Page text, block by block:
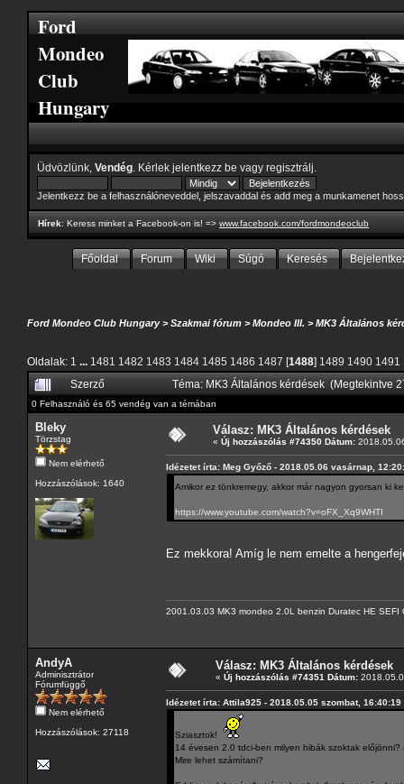
Ford
Mondeo
Club
Hungary
Üdvözlünk, Vendég . Kérlek jelentkezz be vagy regisztrálj
Jelentkezz be a felhasználóneveddel, jelszavaddal és add meg a munkamenet
Hírek: Keress minket a Facebook-on is! => www.facebook.com/fordmondeoclub
Főoldal Forum Wiki Súgó Keresés
Ford Mondeo Club Hungary>Szakmai fórum >Mondeo III. >MK3 Általános
Oldalak: 1 ... 1481 1482 1483 1484 1485 1486 1487 [1488] 1489 1490 1491
Szerző
Téma: MK3 Általános kérdések (Megtekintve
0 Felhasználó és 65 vendég van a témában
Bleky
Törzstag
Nem elérhető
Hozzászólások: 1640
Válasz: MK3 Általános kérdések
« Új hozzászólás #74350 Dátum:
Idézetet írta: Meg Győző - 2018.05.06 vasárnap,
Amikor ez tönkremegy, akkor már nagyon gyorsan ki
https://www.youtube.com/watch?v=oFX_Xq9WHTI
Ez mekkora! Amíg le nem emelte a
2001.03.03 MK3 mondeo 2.0L benzin Duratec HE
AndyA
Adminisztrátor
Fórumfüggő
Nem elérhető
Hozzászólások: 27118
Válasz: MK3 Általános kérdések
« Új hozzászólás #74351 Dátum:
Idézetet írta: Attila925 - 2018.05.05 szombat, 16:40:19
Sziasztok!
14 évesen 2.0 tdci-ben milyen hibák szoktak
Mire lehet számítani?